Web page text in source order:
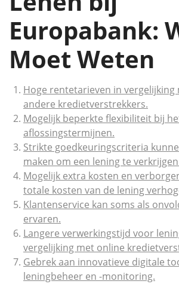
Europabank:
Moet Weten
Hoge rentetarieven in vergelijking
andere kredietverstrekkers.
Mogelijk beperkte flexibiliteit bij
aflossingstermijnen.
Strikte goedkeuringscriteria
maken om een lening te
Mogelijk extra kosten en
totale kosten van de lening
Klantenservice kan soms als
ervaren.
Langere verwerkingstijd voor
vergelijking met online
Gebrek aan innovatieve digitale
leningbeheer en -monitoring.